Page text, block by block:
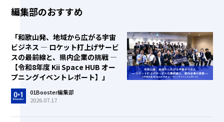
編集部のおすすめ
「和歌山発、地域から広がる宇宙
ビジネス ― ロケット打上げサービ
スの最前線と、県内企業の挑戦 ―
【令和8年度 Kii Space HUB オー
プニングイベントレポート】」
01Booster編集部
2026.07.17